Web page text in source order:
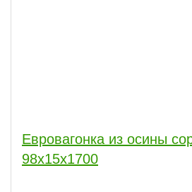
Евровагонка из осины
98x15x1700